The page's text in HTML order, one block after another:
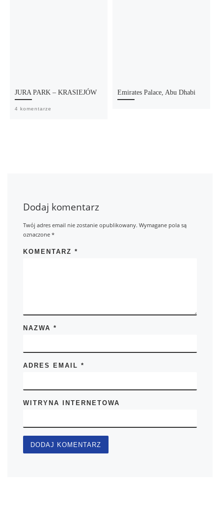
JURA PARK – KRASIEJÓW
4 komentarze
Emirates Palace, Abu Dhabi
Dodaj komentarz
Twój adres email nie zostanie opublikowany. Wymagane pola są
oznaczone*
KOMENTARZ*
NAZWA*
ADRES EMAIL*
WITRYNA INTERNETOWA